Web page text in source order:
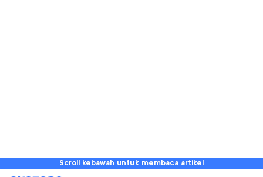
Scroll kebawah untuk membaca artikel